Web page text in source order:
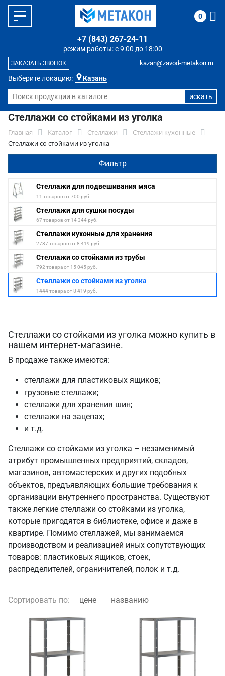
Выберите локацию: Казань
режим работы: с 9:00 до 18:00
+7 (843) 267-24-11
kazan@zavod-metakon.ru
ЗАКАЗАТЬ ЗВОНОК
0
Стеллажи со стойками из уголка
Главная Каталог Стеллажи
Стеллажи кухонные
Стеллажи со стойками из уголка
Фильтр
Стеллажи для подвешивания мяса
11 товаров от 700 руб.
Стеллажи для сушки посуды
67 товаров от 14 344 руб.
Стеллажи кухонные для хранения
2787 товаров от 8 419 руб.
Стеллажи со стойками из трубы
792 товара от 15 045 руб.
Стеллажи со стойками из уголка
1444 товара от 8 419 руб.
Стеллажи со стойками из уголка можно купить в
нашем интернет-магазине.
В продаже также имеются:
стеллажи для пластиковых ящиков;
грузовые стеллажи;
стеллажи для хранения шин;
стеллажи на зацепах;
и т.д.
Стеллажи со стойками из уголка – незаменимый
атрибут промышленных предприятий, складов,
магазинов, автомастерских и других подобных
объектов, предъявляющих большие требования к
организации внутреннего пространства. Существуют
также легкие стеллажи со стойками из уголка,
которые пригодятся в библиотеке, офисе и даже в
квартире. Помимо стеллажей, мы занимаемся
производством и реализацией иных сопутствующих
товаров: пластиковых ящиков, стоек,
распределителей, ограничителей, полок и т.д.
Сортировать по: цене названию